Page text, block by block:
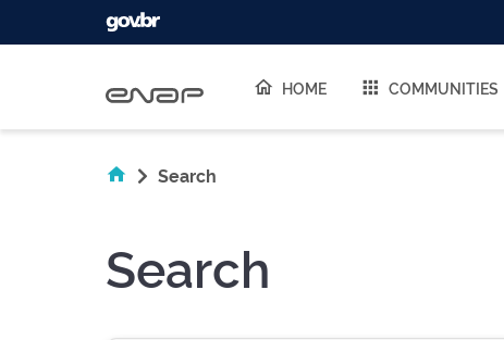
HOME COMMUNITIES
Search
Search